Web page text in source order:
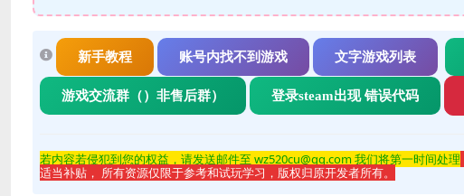
新手教程 账号内找不到游戏 文字游戏列表
游戏交流群（）非售后群） 登录steam出现 错误代码
若内容若侵犯到您的权益，请发送邮件至 wz520cu@qq.com 我们将第一时间处理
适当补贴， 所有资源仅限于参考和试玩学习，版权归原开发者所有。